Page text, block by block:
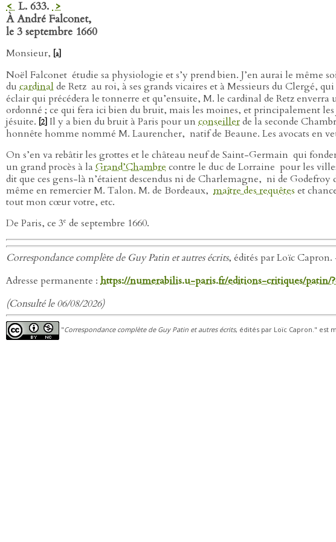
< L. 633. >
À André Falconet,
le 3 septembre 1660
Monsieur, [a]
Noël Falconet étudie sa physiologie et s’y prend bien. J’en aurai le même
du cardinal de Retz au roi, à ses grands vicaires et à Messieurs du Clergé,
éclair qui précédera le tonnerre et qu’ensuite, M. le cardinal de Retz enverra
ordonné ; ce qui fera ici bien du bruit, mais les moines, et principalement
jésuite. [2] Il y a bien du bruit à Paris pour un conseillerde la seconde
honnête homme nommé M. Laurencher, natif de Beaune. Les avocats en
On s’en va rebâtir les grottes et le château neuf de Saint-Germain qui
un grand procès à la Grand’Chambre contre le duc de Lorraine pour les
dit que ces gens-là n’étaient descendus ni de Charlemagne, ni de Godefroy
même en remercier M. Talon. M. de Bordeaux, maître des requêtes et
tout mon cœur votre, etc.
De Paris, ce 3e de septembre 1660.
Correspondance complète de Guy Patin et autres écrits, édités par Loïc
Adresse permanente : https://numerabilis.u-paris.fr/editions-critiques/patin/
(Consulté le 06/08/2026)
"Correspondance complète de Guy Patin et autres écrits, édités par Loïc Capron." est